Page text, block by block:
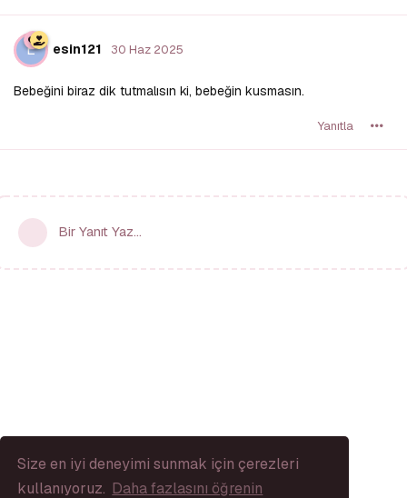
Size en iyi deneyimi sunmak için çerezleri
kullanıyoruz. Daha fazlasını öğrenin
E esin121 30 Haz 2025
Bebeğini biraz dik tutmalısın ki, bebeğin kusmasın.
Yanıtla
Bir Yanıt Yaz...